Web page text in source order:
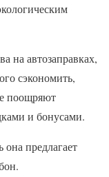
на автозаправках,
сэкономить,
поощряют
и бонусами.
предлагает